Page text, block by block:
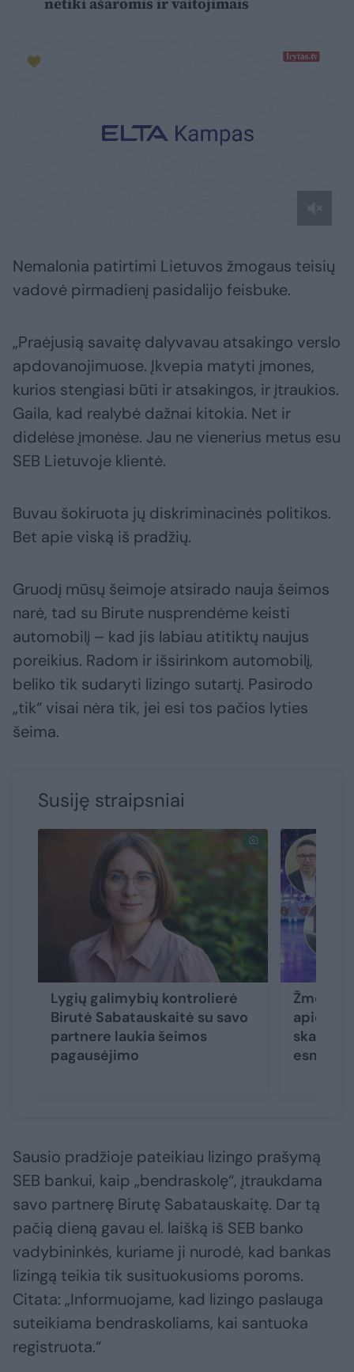
Nemalonia patirtimi Lietuvos žmogaus teisių
vadovė pirmadienį pasidalijo feisbuke.
„Praėjusią savaitę dalyvavau atsakingo verslo
apdovanojimuose. Įkvepia matyti įmones,
kurios stengiasi būti ir atsakingos, ir įtraukios.
Gaila, kad realybė dažnai kitokia. Net ir
didelėse įmonėse. Jau ne vienerius metus esu
SEB Lietuvoje klientė.
Buvau šokiruota jų diskriminacinės politikos.
Bet apie viską iš pradžių.
Gruodį mūsų šeimoje atsirado nauja šeimos
narė, tad su Birute nusprendėme keisti
automobilį – kad jis labiau atitiktų naujus
poreikius. Radom ir išsirinkom automobilį,
beliko tik sudaryti lizingo sutartį. Pasirodo
„tik“ visai nėra tik, jei esi tos pačios lyties
šeima.
Susiję straipsniai
Lygių galimybių kontrolierė
Birutė Sabatauskaitė su savo
partnere laukia šeimos
pagausėjimo
apie
Sausio pradžioje pateikiau lizingo prašymą
SEB bankui, kaip „bendraskolę“, įtraukdama
savo partnerę Birutę Sabatauskaitę. Dar tą
pačią dieną gavau el. laišką iš SEB banko
vadybininkės, kuriame ji nurodė, kad bankas
lizingą teikia tik susituokusioms poroms.
Citata: „Informuojame, kad lizingo paslauga
suteikiama bendraskoliams, kai santuoka
registruota.“